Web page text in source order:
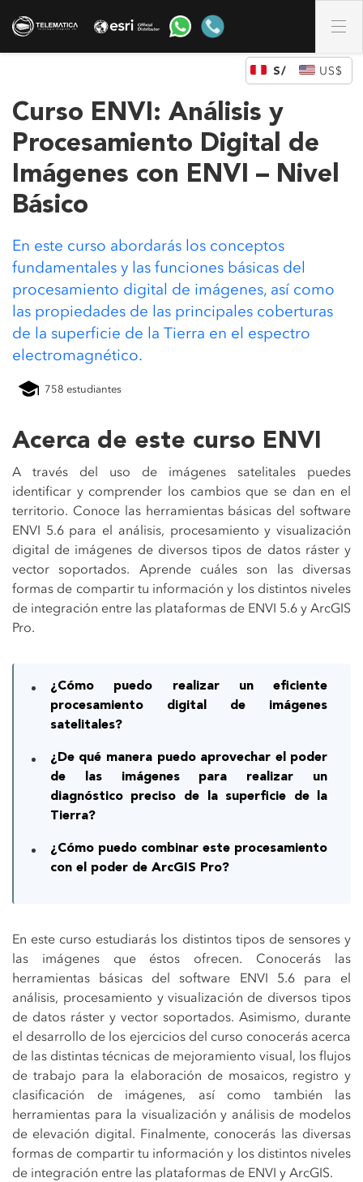
Curso ENVI: Análisis y
Procesamiento Digital de
Imágenes con ENVI – Nivel
Básico
En este curso abordarás los conceptos
fundamentales y las funciones básicas del
procesamiento digital de imágenes, así como
las propiedades de las principales coberturas
de la superficie de la Tierra en el espectro
electromagnético.
758 estudiantes
Acerca de este curso ENVI
A través del uso de imágenes satelitales puedes
identificar y comprender los cambios que se dan en el
territorio. Conoce las herramientas básicas del software
ENVI 5.6 para el análisis, procesamiento y visualización
digital de imágenes de diversos tipos de datos ráster y
vector soportados. Aprende cuáles son las diversas
formas de compartir tu información y los distintos niveles
de integración entre las plataformas de ENVI 5.6 y ArcGIS
Pro.
¿Cómo puedo realizar un eficiente
procesamiento digital de imágenes
satelitales?
¿De qué manera puedo aprovechar el poder
de las imágenes para realizar un
diagnóstico preciso de la superficie de la
Tierra?
¿Cómo puedo combinar este procesamiento
con el poder de ArcGIS Pro?
En este curso estudiarás los distintos tipos de sensores y
las imágenes que éstos ofrecen. Conocerás las
herramientas básicas del software ENVI 5.6 para el
análisis, procesamiento y visualización de diversos tipos
de datos ráster y vector soportados. Asimismo, durante
el desarrollo de los ejercicios del curso conocerás acerca
de las distintas técnicas de mejoramiento visual, los flujos
de trabajo para la elaboración de mosaicos, registro y
clasificación de imágenes, así como también las
herramientas para la visualización y análisis de modelos
de elevación digital. Finalmente, conocerás las diversas
formas de compartir tu información y los distintos niveles
de integración entre las plataformas de ENVI y ArcGIS.